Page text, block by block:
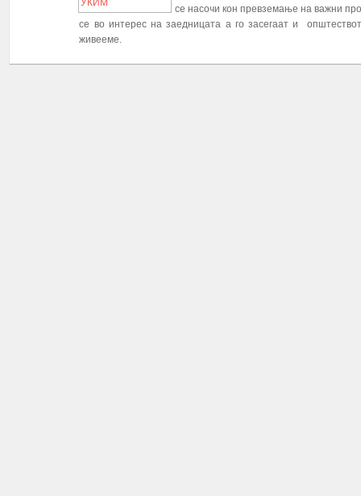
се насочи кон превземање на важни процеси кои
се во интерес на заедницата а го засегаат и општеството во кое